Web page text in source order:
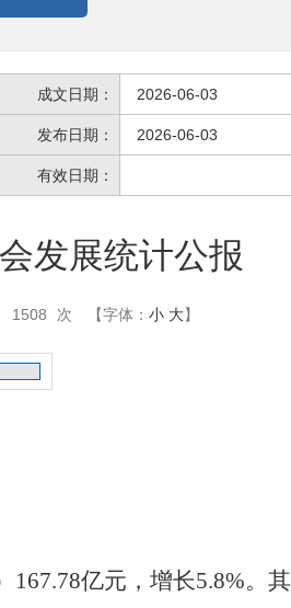
成文日期： 2026-06-03
发布日期： 2026-06-03
有效日期：
发展统计公报
1508 次 【字体： 小 大】
167.78亿元，增长5.8%。其